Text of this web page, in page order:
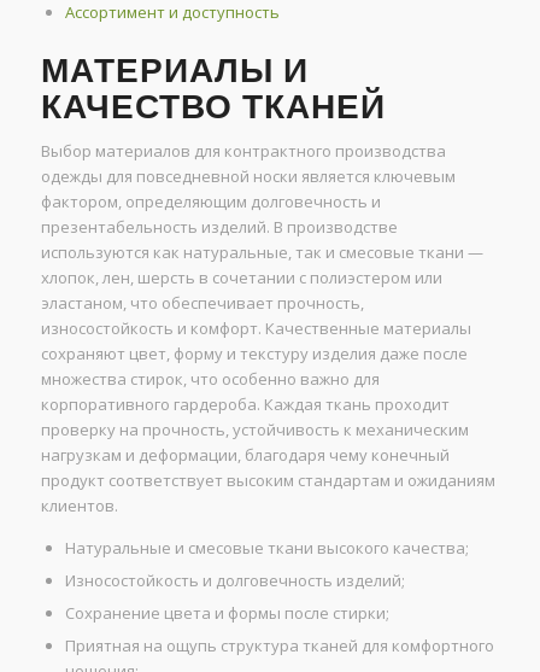
Ассортимент и доступность
МАТЕРИАЛЫ И
КАЧЕСТВО ТКАНЕЙ
Выбор материалов для контрактного производства
одежды для повседневной носки является ключевым
фактором, определяющим долговечность и
презентабельность изделий. В производстве
используются как натуральные, так и смесовые ткани —
хлопок, лен, шерсть в сочетании с полиэстером или
эластаном, что обеспечивает прочность,
износостойкость и комфорт. Качественные материалы
сохраняют цвет, форму и текстуру изделия даже после
множества стирок, что особенно важно для
корпоративного гардероба. Каждая ткань проходит
проверку на прочность, устойчивость к механическим
нагрузкам и деформации, благодаря чему конечный
продукт соответствует высоким стандартам и ожиданиям
клиентов.
Натуральные и смесовые ткани высокого качества;
Износостойкость и долговечность изделий;
Сохранение цвета и формы после стирки;
Приятная на ощупь структура тканей для комфортного